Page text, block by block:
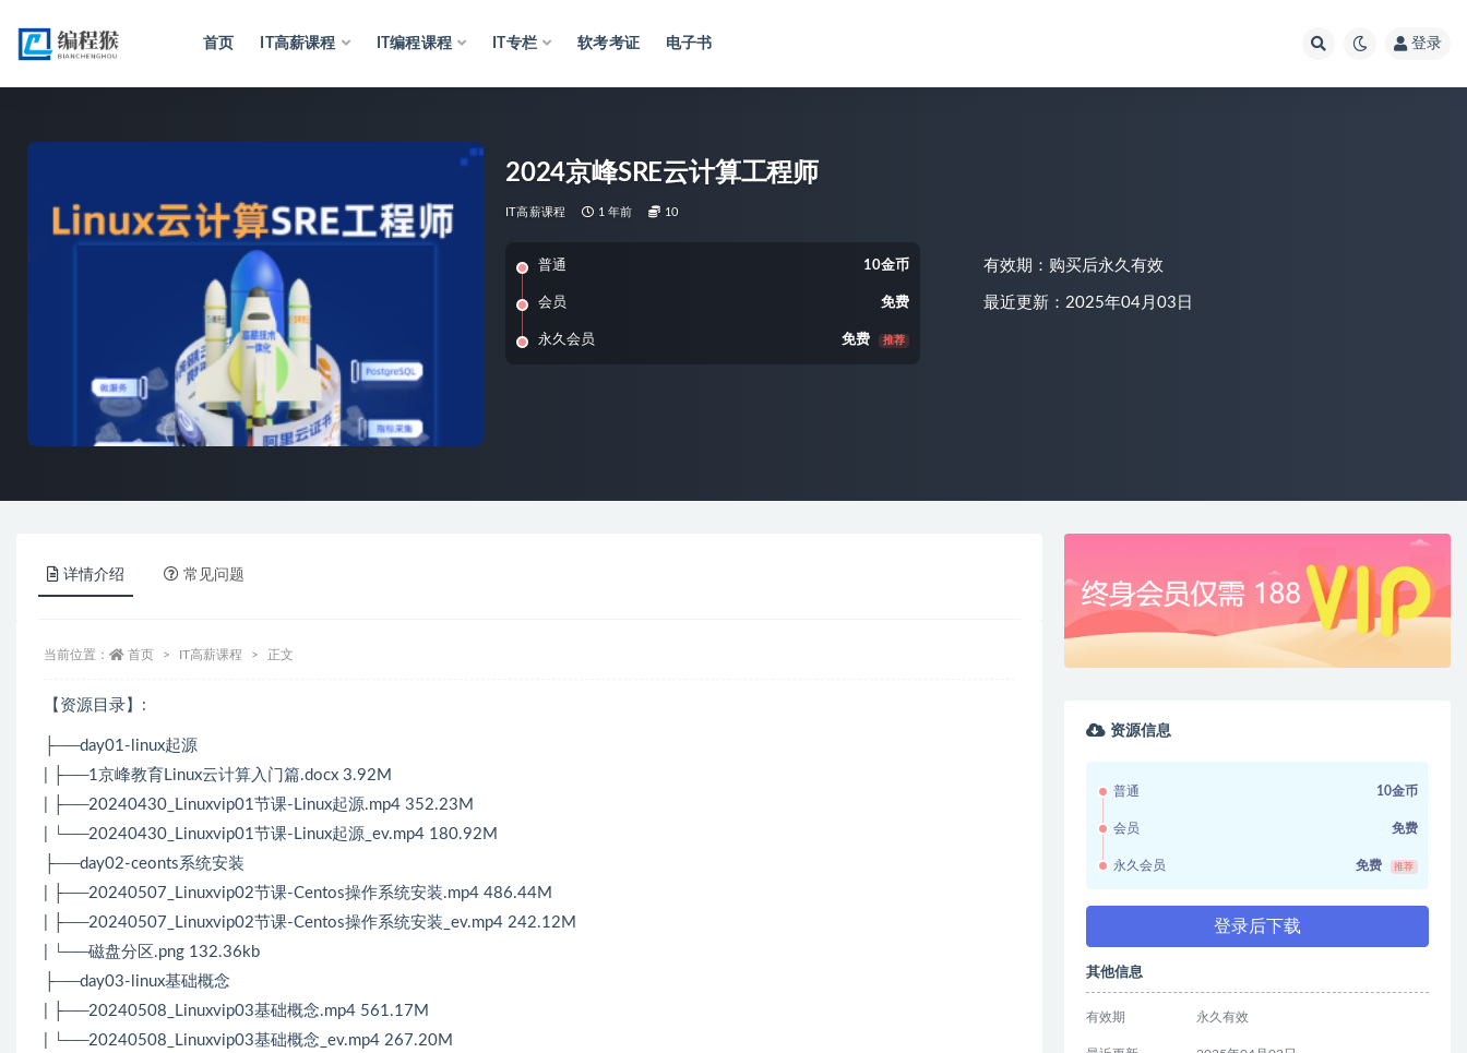
首页 IT高薪课程 IT编程课程 IT专栏 软考考证 电子书 登录
2024京峰SRE云计算工程师
IT高薪课程 1 年前 10
普通 10金币
会员 免费
永久会员 免费 推荐
有效期：购买后永久有效
最近更新：2025年04月03日
详情介绍 常见问题
当前位置： 首页 IT高薪课程 正文
【资源目录】:
├──day01-linux起源
| ├──1京峰教育Linux云计算入门篇.docx 3.92M
| ├──20240430_Linuxvip01节课-Linux起源.mp4 352.23M
| └──20240430_Linuxvip01节课-Linux起源_ev.mp4 180.92M
├──day02-ceonts系统安装
| ├──20240507_Linuxvip02节课-Centos操作系统安装.mp4 486.44M
| ├──20240507_Linuxvip02节课-Centos操作系统安装_ev.mp4 242.12M
| └──磁盘分区.png 132.36kb
├──day03-linux基础概念
| ├──20240508_Linuxvip03基础概念.mp4 561.17M
| └──20240508_Linuxvip03基础概念_ev.mp4 267.20M
资源信息
普通 10金币
会员 免费
永久会员 免费 推荐
登录后下载
其他信息
有效期 永久有效